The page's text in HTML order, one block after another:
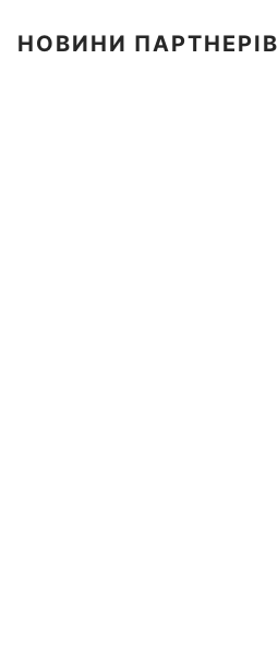
НОВИНИ ПАРТНЕРІВ